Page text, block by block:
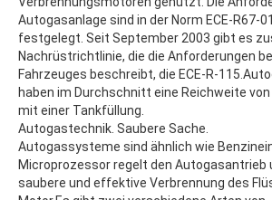
Autogasanlage sind in der Norm ECE-R67-
festgelegt. Seit September 2003 gibt es
Nachrüstrichtlinie, die die Anforderungen
Fahrzeuges beschreibt, die ECE-R-
haben im Durchschnitt eine Reichweite
mit einer Tankfüllung.
Autogastechnik. Saubere Sache.
Autogassysteme sind ähnlich wie
Microprozessor regelt den Autogasantrieb
saubere und effektive Verbrennung des